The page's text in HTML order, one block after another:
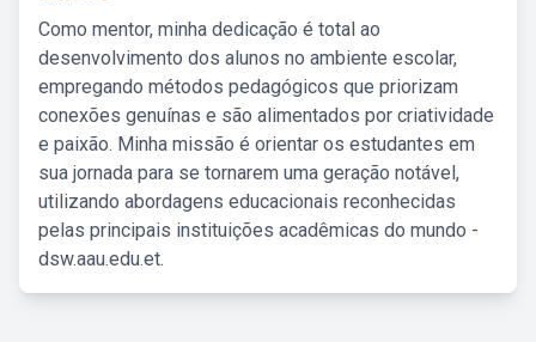
Como mentor, minha dedicação é total ao
desenvolvimento dos alunos no ambiente escolar,
empregando métodos pedagógicos que priorizam
conexões genuínas e são alimentados por criatividade
e paixão. Minha missão é orientar os estudantes em
sua jornada para se tornarem uma geração notável,
utilizando abordagens educacionais reconhecidas
pelas principais instituições acadêmicas do mundo -
dsw.aau.edu.et.